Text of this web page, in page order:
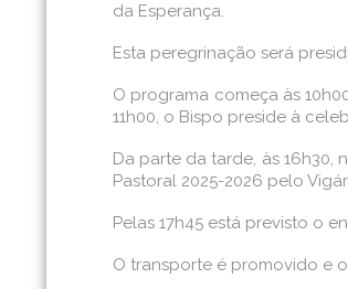
da Esperança.
Esta peregrinação será
O programa começa às
11h00, o Bispo preside à
Da parte da tarde, às 16h30,
Pastoral 2025-2026 pelo
Pelas 17h45 está previsto o
O transporte é promovido e